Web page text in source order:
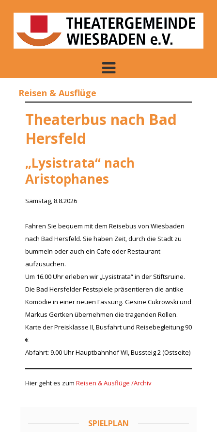
Theatergemeinde
Wiesbaden e. V.
Reisen & Ausflüge
Theaterbus nach Bad
Hersfeld
„Lysistrata“ nach
Aristophanes
Samstag, 8.8.2026
Fahren Sie bequem mit dem Reisebus von Wiesbaden
nach Bad Hersfeld. Sie haben Zeit, durch die Stadt zu
bummeln oder auch ein Cafe oder Restaurant
aufzusuchen.
Um 16.00 Uhr erleben wir „Lysistrata“ in der Stiftsruine.
Die Bad Hersfelder Festspiele präsentieren die antike
Komödie in einer neuen Fassung. Gesine Cukrowski und
Markus Gertken übernehmen die tragenden Rollen.
Karte der Preisklasse II, Busfahrt und Reisebegleitung 90
€
Abfahrt: 9.00 Uhr Hauptbahnhof WI, Bussteig 2 (Ostseite)
Hier geht es zum Reisen & Ausflüge /Archiv
SPIELPLAN